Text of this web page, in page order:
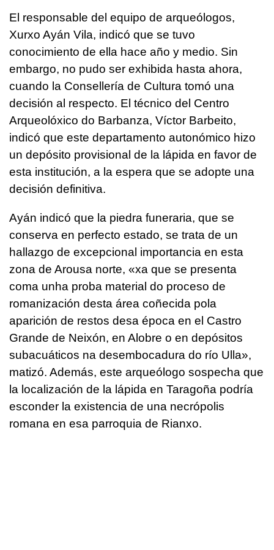
El responsable del equipo de arqueólogos,
Xurxo Ayán Vila, indicó que se tuvo
conocimiento de ella hace año y medio. Sin
embargo, no pudo ser exhibida hasta ahora,
cuando la Consellería de Cultura tomó una
decisión al respecto. El técnico del Centro
Arqueolóxico do Barbanza, Víctor Barbeito,
indicó que este departamento autonómico hizo
un depósito provisional de la lápida en favor de
esta institución, a la espera que se adopte una
decisión definitiva.
Ayán indicó que la piedra funeraria, que se
conserva en perfecto estado, se trata de un
hallazgo de excepcional importancia en esta
zona de Arousa norte, «xa que se presenta
coma unha proba material do proceso de
romanización desta área coñecida pola
aparición de restos desa época en el Castro
Grande de Neixón, en Alobre o en depósitos
subacuáticos na desembocadura do río Ulla»,
matizó. Además, este arqueólogo sospecha que
la localización de la lápida en Taragoña podría
esconder la existencia de una necrópolis
romana en esa parroquia de Rianxo.